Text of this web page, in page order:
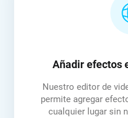
Añadir efectos
Nuestro editor de
permite agregar
cualquier lugar sin